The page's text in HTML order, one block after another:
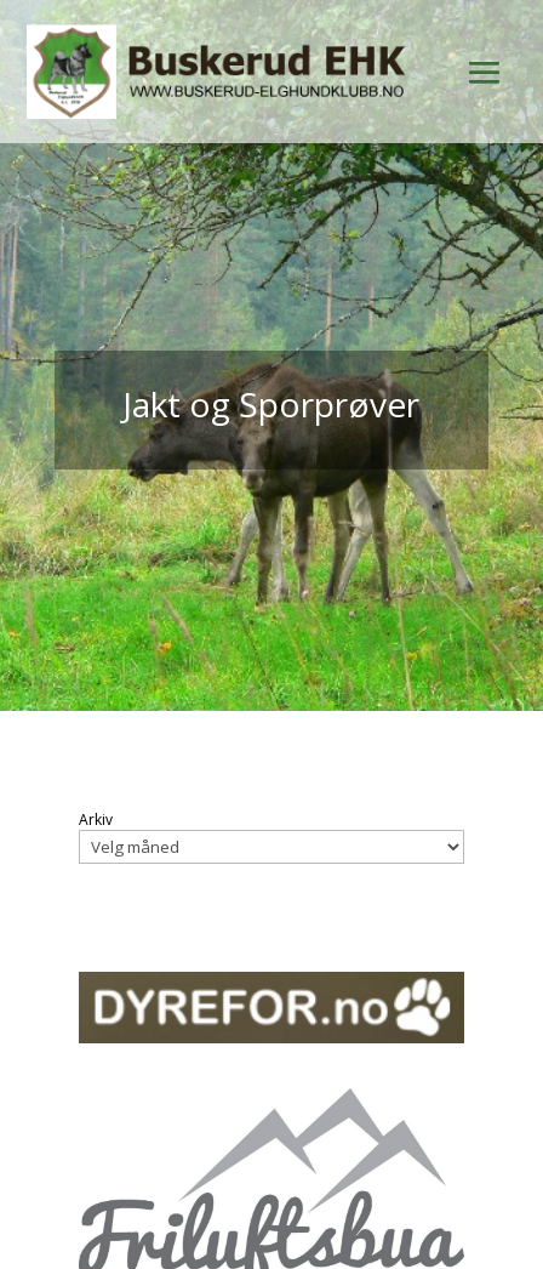
Jakt og Sporprøver
Arkiv